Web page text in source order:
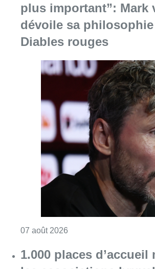
plus important”: Mark
dévoile sa
Diables rouges
07 août 2026
1.000 places d’accueil